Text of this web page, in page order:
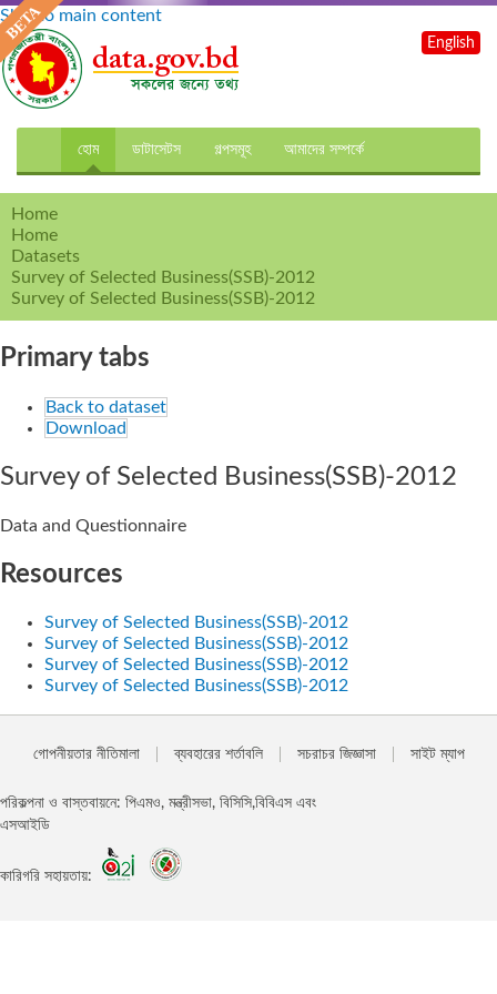
Skip to main content
হোম ডাটাসেটস গল্পসমূহ আমাদের সম্পর্কে
English
Home
Home
Datasets
Survey of Selected Business(SSB)-2012
Survey of Selected Business(SSB)-2012
Primary tabs
Back to dataset
Download
Survey of Selected Business(SSB)-2012
Data and Questionnaire
Resources
Survey of Selected Business(SSB)-2012
Survey of Selected Business(SSB)-2012
Survey of Selected Business(SSB)-2012
Survey of Selected Business(SSB)-2012
গোপনীয়তার নীতিমালা ব্যবহারের শর্তাবলি সচরাচর জিজ্ঞাসা সাইট ম্যাপ
পরিকল্পনা ও বাস্তবায়নে: পিএমও, মন্ত্রীসভা, বিসিসি,বিবিএস এবং
এসআইডি
কারিগরি সহায়তায়: